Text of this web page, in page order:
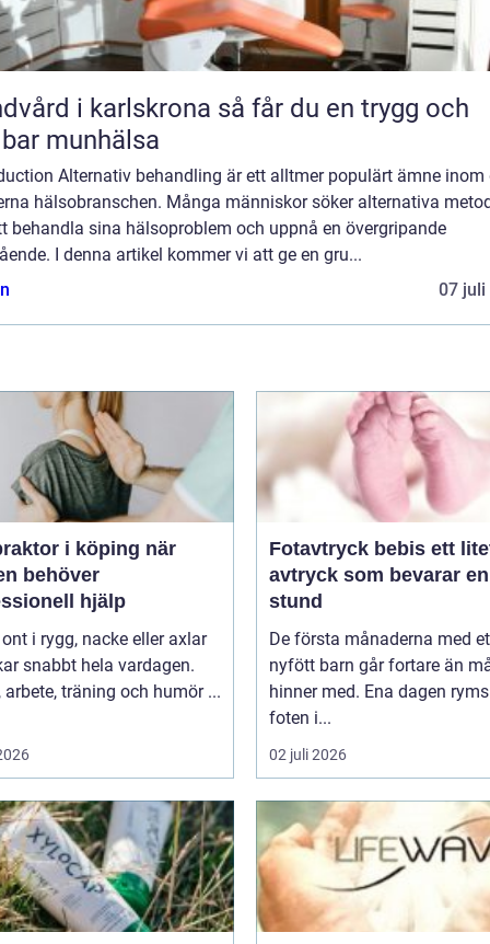
i karlskrona så får du en trygg och
munhälsa
Alternativ behandling är ett alltmer populärt ämne inom
hälsobranschen. Många människor söker alternativa
behandla sina hälsoproblem och uppnå en övergripande
I denna artikel kommer vi att ge en gru...
07 juli
i köping när
behöver
hjälp
i rygg, nacke eller axlar
snabbt hela vardagen.
arbete, träning och humör ...
Fotavtryck bebis ett litet
avtryck som bevarar
stund
De första månaderna med
nyfött barn går fortare än
hinner med. Ena dagen
foten i...
02 juli 2026